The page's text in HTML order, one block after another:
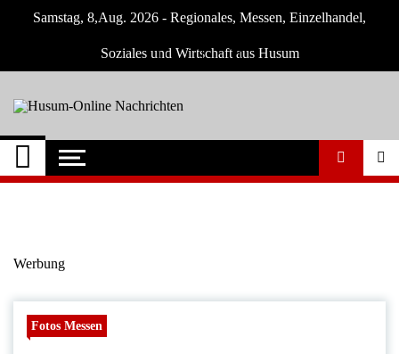
Samstag, 8,Aug. 2026 - Regionales, Messen, Einzelhandel,
Soziales und Wirtschaft aus Husum
Husum-Online
Nachrichten
Nachrichten und Events für Husum und
Umgebung
Werbung
Fotos Messen